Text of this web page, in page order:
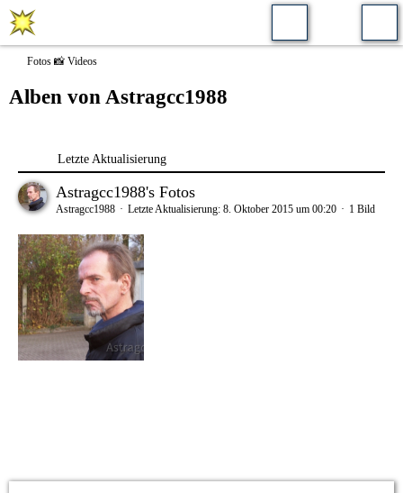
Fotos 📸 Videos
Alben von Astragcc1988
Letzte Aktualisierung
Astragcc1988's Fotos
Astragcc1988 Letzte Aktualisierung: 8. Oktober 2015 um 00:20 1 Bild